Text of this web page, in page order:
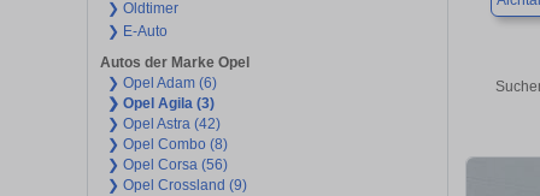
❯ Oldtimer
❯ E-Auto
Autos der Marke Opel
❯ Opel Adam (6)
❯ Opel Agila (3)
❯ Opel Astra (42)
❯ Opel Combo (8)
❯ Opel Corsa (56)
❯ Opel Crossland (9)